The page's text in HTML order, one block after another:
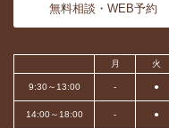
無料相談・WEB予約
月 火
9:30～13:00 - ●
14:00～18:00 - ●